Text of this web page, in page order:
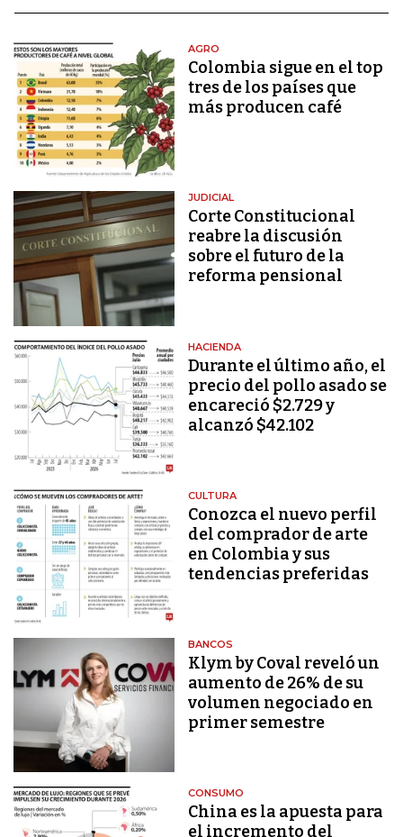
AGRO
Colombia sigue en el top
tres de los países que
más producen café
JUDICIAL
Corte Constitucional
reabre la discusión
sobre el futuro de la
reforma pensional
HACIENDA
Durante el último año, el
precio del pollo asado se
encareció $2.729 y
alcanzó $42.102
CULTURA
Conozca el nuevo perfil
del comprador de arte
en Colombia y sus
tendencias preferidas
BANCOS
Klym by Coval reveló un
aumento de 26% de su
volumen negociado en
primer semestre
CONSUMO
China es la apuesta para
el incremento del